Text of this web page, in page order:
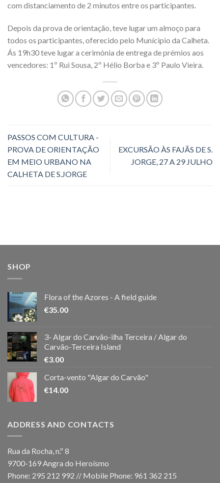
com distanciamento de 2 minutos entre os participantes.
Depois da prova de orientação, teve lugar um almoço para
todos os participantes, oferecido pelo Munícipio da Calheta.
Ás 19h30 teve lugar a cerimónia de entrega de prémios aos
vencedores: 1º Rui Sousa, 2º Hélio Borba e 3º Paulo Vieira.
PASSOS COM CULTURA -
PROVA DE ORIENTAÇÃO
EM MEIO URBANO NA
CALHETA DE S.JORGE
EXCURSÃO ÀS FAJÃS DE S.
JORGE, 27 A 29 JULHO
SHOP
Flora of the Azores - A field guide
€35.00
3- Algar do Carvão-ilha Terceira / Algar do
Carvão-Terceira Island
€3.00
Corta-vento "Algar do Carvão"
€14.00
ADDRESS AND CONTACTS
Rua da Rocha, n.º 8
9700-169 Angra do Heroísmo
Phone: 295 212 992 // Mobile Phone: 961 362 215